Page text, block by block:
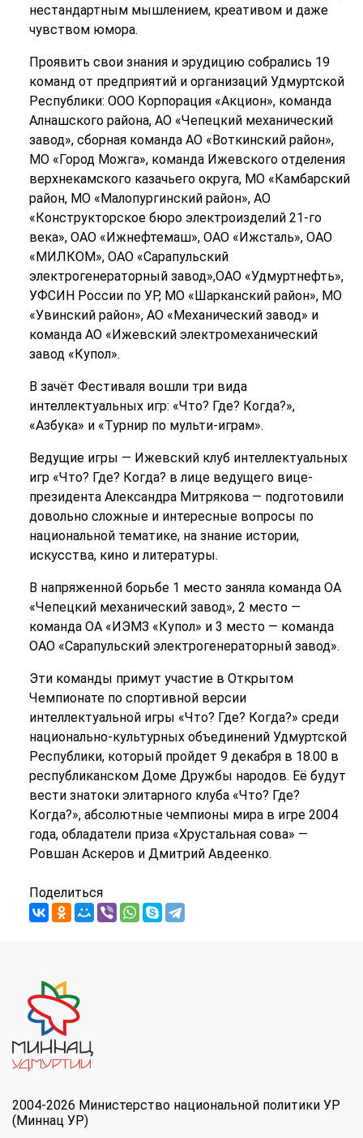
нестандартным мышлением, креативом и даже
чувством юмора.
Проявить свои знания и эрудицию собрались 19
команд от предприятий и организаций Удмуртской
Республики: ООО Корпорация «Акцион», команда
Алнашского района, АО «Чепецкий механический
завод», сборная команда АО «Воткинский район»,
МО «Город Можга», команда Ижевского отделения
верхнекамского казачьего округа, МО «Камбарский
район, МО «Малопургинский район», АО
«Конструкторское бюро электроизделий 21-го
века», ОАО «Ижнефтемаш», ОАО «Ижсталь», ОАО
«МИЛКОМ», ОАО «Сарапульский
электрогенераторный завод»,ОАО «Удмуртнефть»,
УФСИН России по УР, МО «Шарканский район», МО
«Увинский район», АО «Механический завод» и
команда АО «Ижевский электромеханический
завод «Купол».
В зачёт Фестиваля вошли три вида
интеллектуальных игр: «Что? Где? Когда?»,
«Азбука» и «Турнир по мульти-играм».
Ведущие игры — Ижевский клуб интеллектуальных
игр «Что? Где? Когда? в лице ведущего вице-
президента Александра Митрякова — подготовили
довольно сложные и интересные вопросы по
национальной тематике, на знание истории,
искусства, кино и литературы.
В напряженной борьбе 1 место заняла команда ОА
«Чепецкий механический завод», 2 место —
команда ОА «ИЭМЗ «Купол» и 3 место — команда
ОАО «Сарапульский электрогенераторный завод».
Эти команды примут участие в Открытом
Чемпионате по спортивной версии
интеллектуальной игры «Что? Где? Когда?» среди
национально-культурных объединений Удмуртской
Республики, который пройдет 9 декабря в 18.00 в
республиканском Доме Дружбы народов. Её будут
вести знатоки элитарного клуба «Что? Где?
Когда?», абсолютные чемпионы мира в игре 2004
года, обладатели приза «Хрустальная сова» —
Ровшан Аскеров и Дмитрий Авдеенко.
Поделиться
2004-2026 Министерство национальной политики УР
(Миннац УР)